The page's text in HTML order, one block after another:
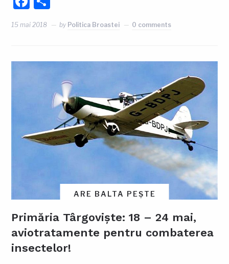
15 mai 2018 by Politica Broastei 0 comments
ARE BALTA PEȘTE
Primăria Târgoviște: 18 – 24 mai,
aviotratamente pentru combaterea
insectelor!